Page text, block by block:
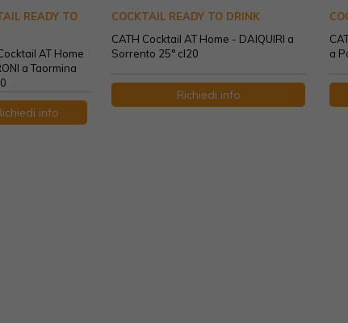
READY TO
AT Home
a Taormina
info
COCKTAIL READY TO DRINK
CATH Cocktail AT Home - DAIQUIRI a
Sorrento 25° cl20
Richiedi info
a